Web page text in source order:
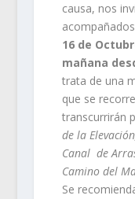
causa, nos
16 de
mañana
trata de una
que se
transcurrirán
de la
Canal de
Camino del
Se